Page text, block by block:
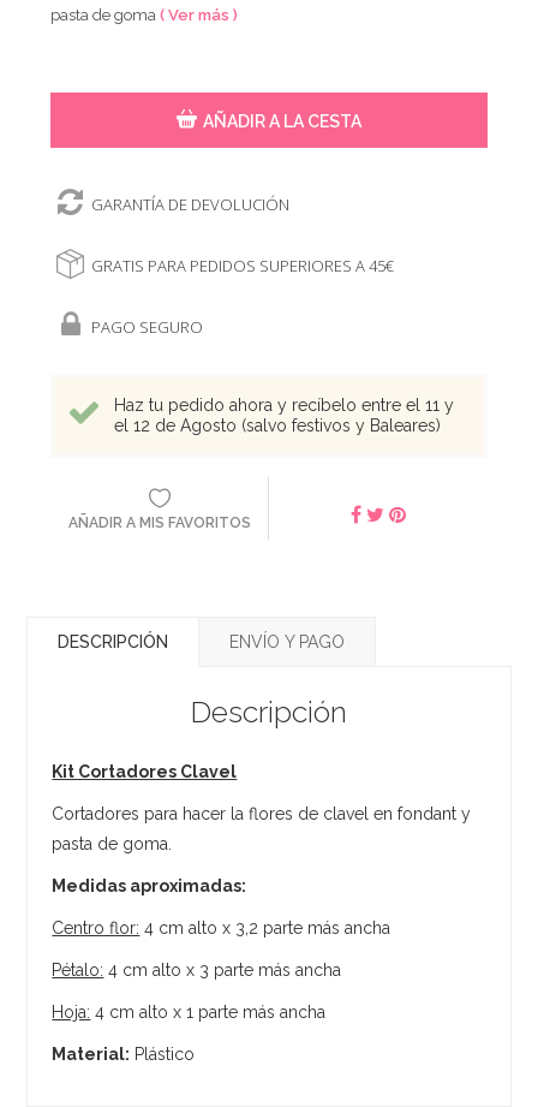
pasta de goma( Ver más )
AÑADIR A LA CESTA
GARANTÍA DE DEVOLUCIÓN
GRATIS PARA PEDIDOS SUPERIORES A 45€
PAGO SEGURO
Haz tu pedido ahora y recíbelo entre el 11 y
el 12 de Agosto (salvo festivos y Baleares)
AÑADIR A MIS FAVORITOS
DESCRIPCIÓN ENVÍO Y PAGO
Descripción
Kit Cortadores Clavel
Cortadores para hacer la flores de clavel en fondant y
pasta de goma.
Medidas aproximadas:
Centro flor: 4 cm alto x 3,2 parte más ancha
Pétalo: 4 cm alto x 3 parte más ancha
Hoja: 4 cm alto x 1 parte más ancha
Material: Plástico